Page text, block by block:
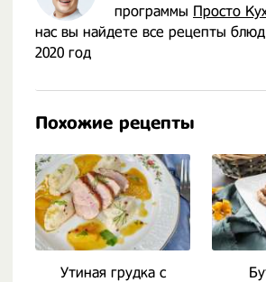
программы Просто
нас вы найдете все рецепты
2020 год
Похожие рецепты
Утиная грудка с